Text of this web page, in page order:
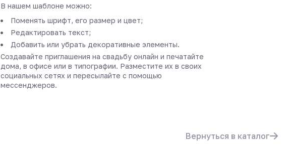
В нашем шаблоне можно:
Поменять шрифт, его размер и цвет;
Редактировать текст;
Добавить или убрать декоративные элементы.
Создавайте приглашения на свадьбу онлайн и печатайте
дома, в офисе или в типографии. Разместите их в своих
социальных сетях и пересылайте с помощью
мессенджеров.
Вернуться в каталог